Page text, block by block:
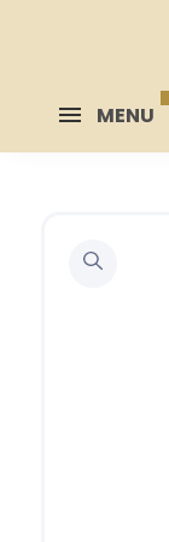
MENU